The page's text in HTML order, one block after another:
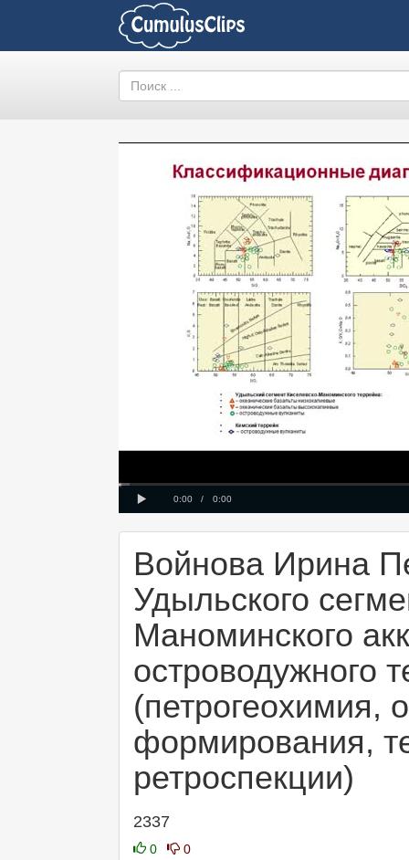
Current
0:00 / Duration
0:00
Loaded:
0%
Progress:
0%
00:00
Войнова Ирина
Удыльского
Маноминского
островодужного
(петрогеохимия,
формирования,
ретроспекции)
2337
0 0